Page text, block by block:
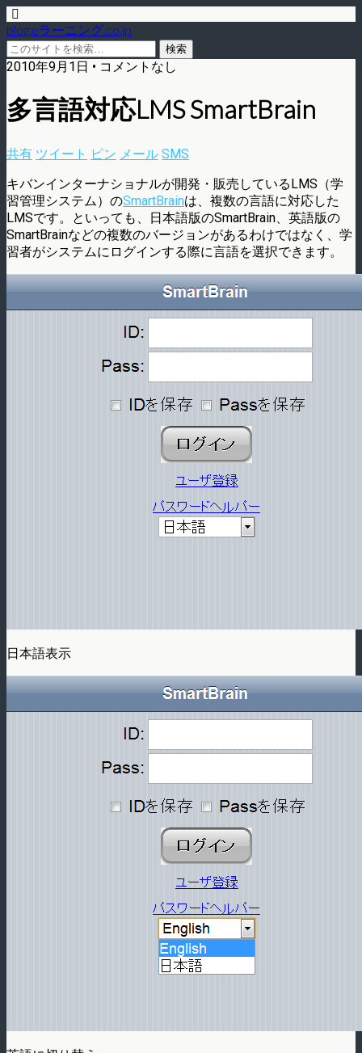
blog.eラーニング.co.jp
2010年9月1日 • コメントなし
多言語対応LMS SmartBrain
共有 ツイート ピン メール SMS
キバンインターナショナルが開発・販売しているLMS（学
習管理システム）のSmartBrainは、複数の言語に対応した
LMSです。といっても、日本語版のSmartBrain、英語版の
SmartBrainなどの複数のバージョンがあるわけではなく、学
習者がシステムにログインする際に言語を選択できます。
日本語表示